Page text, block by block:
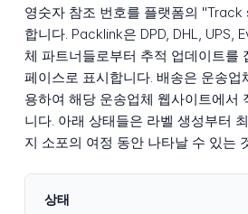
영숫자 참조 번호를 플랫폼의
합니다. Packlink은 DPD, DHL, UPS,
체 파트너들로부터 추적 업데이트를
페이스로 표시합니다. 배송은 운송업
용하여 해당 운송업체 웹사이트에서
니다. 아래 상태들은 라벨 생성부터
지 소포의 여정 동안 나타날 수 있는
상태